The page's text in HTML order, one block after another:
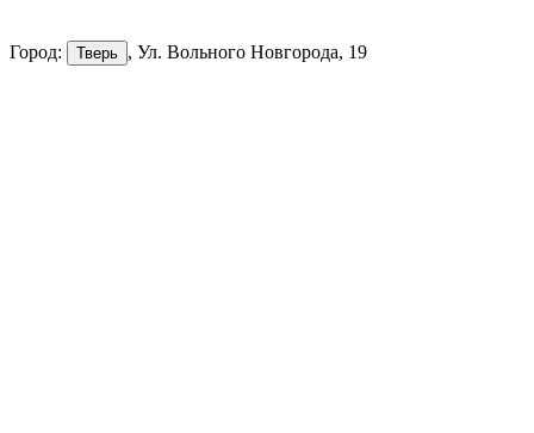
Город: Тверь , Ул. Вольного Новгорода, 19